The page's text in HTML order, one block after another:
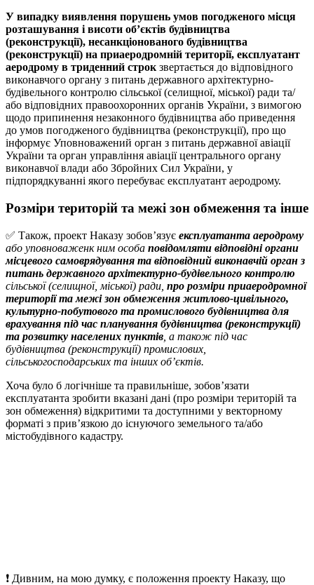
У випадку виявлення порушень умов погодженого місця
розташування і висоти об’єктів будівництва
(реконструкції), несанкціонованого будівництва
(реконструкції) на приаеродромній території, експлуатант
аеродрому в триденний строк звертається до відповідного
виконавчого органу з питань державного архітектурно-
будівельного контролю сільської (селищної, міської) ради та/
або відповідних правоохоронних органів України, з вимогою
щодо припинення незаконного будівництва або приведення
до умов погодженого будівництва (реконструкції), про що
інформує Уповноважений орган з питань державної авіації
України та орган управління авіації центрального органу
виконавчої влади або Збройних Сил України, у
підпорядкуванні якого перебуває експлуатант аеродрому.
Розміри територій та межі зон обмеження та інше
✅ Також, проект Наказу зобов’язує експлуатанта аеродрому
або уповноваженк ним особа повідомляти відповідні органи
місцевого самоврядування та відповідний виконавчій орган з
питань державного архітектурно-будівельного контролю
сільської (селищної, міської) ради, про розміри приаеродромної
території та межі зон обмеження житлово-цивільного,
культурно-побутового та промислового будівництва для
врахування під час планування будівництва (реконструкції)
та розвитку населених пунктів , а також під час
будівництва (реконструкції) промислових,
сільськогосподарських та інших об’єктів.
Хоча було б логічніше та правильніше, зобов’язати
експлуатанта зробити вказані дані (про розміри територій та
зон обмеження) відкритими та доступними у векторному
форматі з прив’язкою до існуючого земельного та/або
містобудівного кадастру.
❗️ Дивним, на мою думку, є положення проекту Наказу, що